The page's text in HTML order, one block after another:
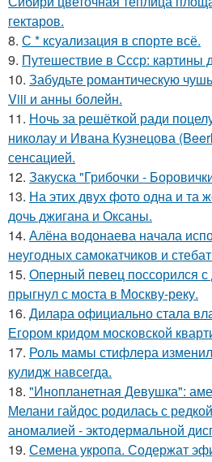
гектаров.
8. С * ксуализация в спорте всё.
9. Путешествие в Ссср: картины
10. Забудьте романтическую
Viii и анны болейн.
11. Ночь за решёткой ради
николау и Ивана Кузнецова
сенсацией.
12. Закуска "Грибочки -
13. На этих двух фото одна и та
дочь джигана и Оксаны.
14. Алёна водонаева начала
неугодных самокатчиков и
15. Оперный певец поссорился
прыгнул с моста в Москву-реку.
16. Дилара официально стала
Егором кридом московской
17. Роль мамы стифлера
кулидж навсегда.
18. "Инопланетная Девушка":
Мелани гайдос родилась с
аномалией - эктодермальной
19. Семена укропа. Содержат